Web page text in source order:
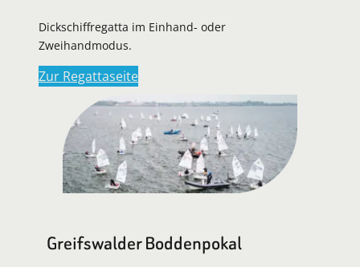
Dickschiffregatta im Einhand- oder
Zweihandmodus.
Zur Regattaseite
Greifswalder Boddenpokal